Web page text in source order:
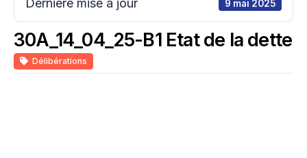
Dernière mise à jour 9 mai 2025
30A_14_04_25-B1 Etat de la dette
Délibérations